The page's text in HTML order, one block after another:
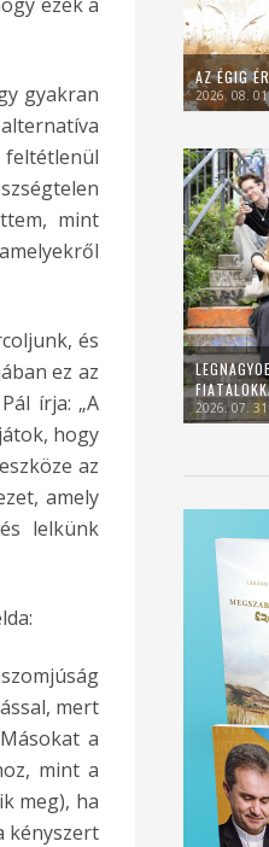
gyakran
mint
és
ez az
írja: „A
hogy
az
amely
lelkünk
mert
a
mint a
meg), ha
kényszert
AZ ÉGIG
2026. 08.
2026. 07. 31.